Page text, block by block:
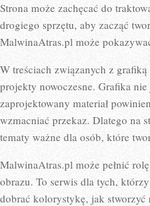
Strona może zachęcać do
drogiego sprzętu, aby zacząć
MalwinaAtras.pl może
W treściach związanych z
projekty nowoczesne. Grafika
zaprojektowany materiał
wzmacniać przekaz. Dlatego na
tematy ważne dla osób, które
MalwinaAtras.pl może pełnić
obrazu. To serwis dla tych,
dobrać kolorystykę, jak